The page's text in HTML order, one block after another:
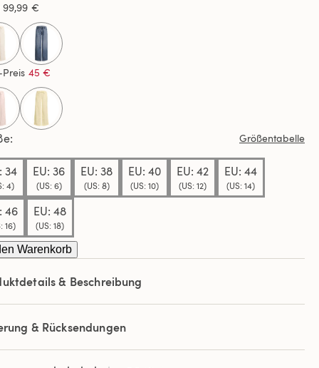
99,99 €
selected
45 €
Größentabelle
34
4)
EU: 36
(US: 6)
EU: 38
(US: 8)
EU: 40
(US: 10)
EU: 42
(US: 12)
EU: 44
(US: 14)
46
16)
EU: 48
(US: 18)
Warenkorb
& Beschreibung
& Rücksendungen